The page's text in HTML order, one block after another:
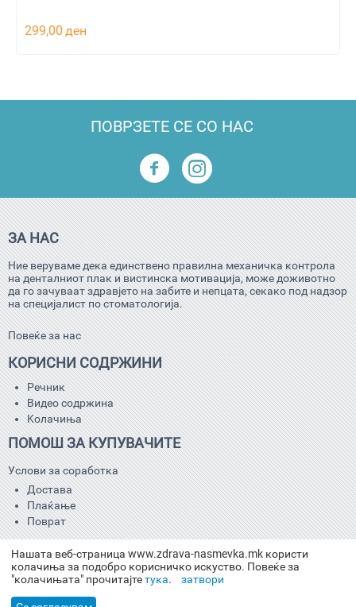
299,00 ден
ПОВРЗЕТЕ СЕ СО НАС
ЗА НАС
Ние веруваме дека единствено правилна механичка контрола
на денталниот плак и вистинска мотивација, може доживотно
да го зачуваат здравјето на забите и непцата, секако под надзор
на специјалист по стоматологија.
Повеќе за нас
КОРИСНИ СОДРЖИНИ
Речник
Видео содржина
Kолачиња
ПОМОШ ЗА КУПУВАЧИТЕ
Услови за соработка
Достава
Плаќање
Поврат
КОНТАКТ
02/505 32 60
info@interdental.mk
Нашата веб-страница www.zdrava-nasmevka.mk користи
колачиња за подобро корисничко искуство. Повеќе за
"колачињата" прочитајтетука. затвори